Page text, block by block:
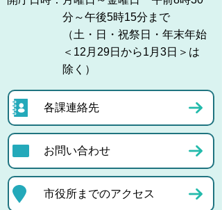
分～午後5時15分まで
（土・日・祝祭日・年末年始
＜12月29日から1月3日＞は
除く）
各課連絡先
お問い合わせ
市役所までのアクセス